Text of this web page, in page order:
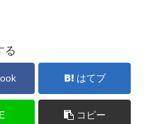
る
はてブ
コピー